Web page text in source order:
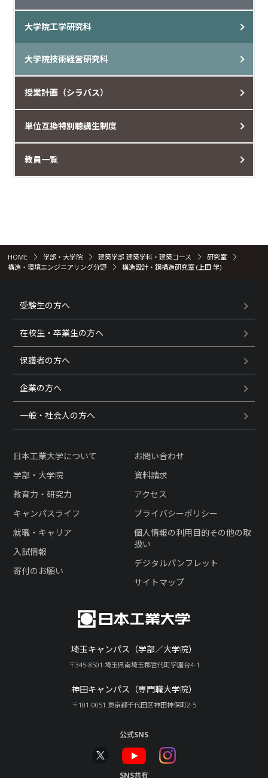
大学院工学研究科
大学院技術経営研究科
授業計画（シラバス）
単位互換特別聴講生制度
教員一覧
HOME 学部・大学院 建築学部 建築学科・建築コース
研究室
構造・環境エンジニアリング分野
構造設計・鋼構造研究室 (上田 学)
受験生の方へ
在校生・卒業生の方へ
保護者の方へ
企業の方へ
一般・社会人の方へ
埼玉キャンパス（学部／大学院）
〒345-8501 埼玉県南埼玉郡宮代町学園台4-1
神田キャンパス（専門職大学院）
〒101-0051 東京都千代田区神田神保町2-5
日本工業大学について
学部・大学院
教育力・研究力
キャンパスライフ
就職・キャリア
入試情報
寄付のお願い
お問い合わせ
資料請求
アクセス
プライバシーポリシー
個人情報の利用目的その他の取
扱い
デジタルパンフレット
サイトマップ
公式SNS
SNS共有